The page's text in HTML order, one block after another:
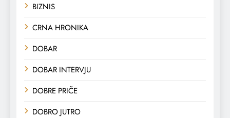
BIZNIS
CRNA HRONIKA
DOBAR
DOBAR INTERVJU
DOBRE PRIČE
DOBRO JUTRO